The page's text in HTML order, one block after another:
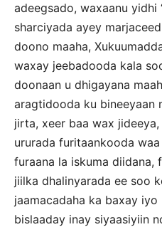
adeegsado, waxaanu yidhi
sharciyada ayey
doono maaha,
waxay jeebadooda kala
doonaan u dhigayana
aragtidooda ku bineeyaan
jirta, xeer baa wax
ururada furitaankooda
furaana la iskuma diidana,
jiilka dhalinyarada ee soo
jaamacadaha ka baxay
bislaaday inay siyaasiyiin